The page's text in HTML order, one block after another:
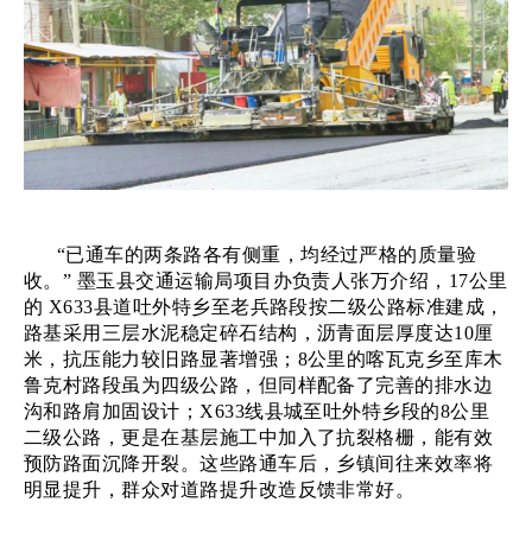
“已通车的两条路各有侧重，均经过严格的质量验
收。” 墨玉县交通运输局项目办负责人张万介绍，17公里
的 X633县道吐外特乡至老兵路段按二级公路标准建成，
路基采用三层水泥稳定碎石结构，沥青面层厚度达10厘
米，抗压能力较旧路显著增强；8公里的喀瓦克乡至库木
鲁克村路段虽为四级公路，但同样配备了完善的排水边
沟和路肩加固设计；X633线县城至吐外特乡段的8公里
二级公路，更是在基层施工中加入了抗裂格栅，能有效
预防路面沉降开裂。这些路通车后，乡镇间往来效率将
明显提升，群众对道路提升改造反馈非常好。